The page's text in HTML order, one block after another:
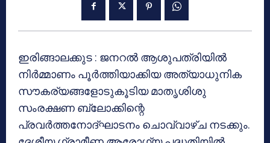
ഇരിങ്ങാലക്കുട : ജനറല്‍ ആശുപത്രിയില്‍
നിര്‍മ്മാണം പൂര്‍ത്തിയാക്കിയ അത്യാധുനിക
സൗകര്യങ്ങളോടുകൂടിയ മാതൃശിശു
സംരക്ഷണ ബ്ലോക്കിന്റെ
പ്രവര്‍ത്തനോദ്ഘാടനം ചൊവ്വാഴ്ച നടക്കും.